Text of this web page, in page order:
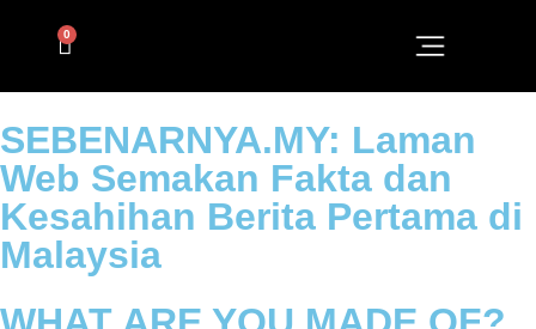
0
SEBENARNYA.MY: Laman
Web Semakan Fakta dan
Kesahihan Berita Pertama di
Malaysia